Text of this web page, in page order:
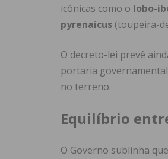
icónicas como o lobo-
pyrenaicus (toupeira-
O decreto-lei prevê
portaria
no terreno.
Equilíbrio
O Governo sublinha